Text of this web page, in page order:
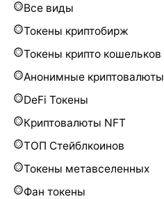
Все виды
Токены криптобирж
Токены крипто кошельков
Анонимные криптовалюты
DeFi Токены
Криптовалюты NFT
ТОП Стейблкоинов
Токены метавселенных
Фан токены